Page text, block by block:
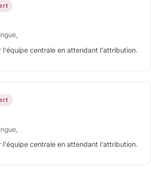
l'équipe centrale en attendant l'attribution.
l'équipe centrale en attendant l'attribution.